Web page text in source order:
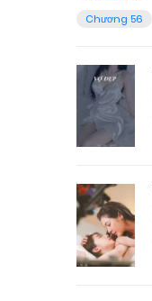
Chương 56